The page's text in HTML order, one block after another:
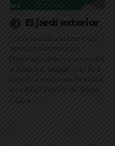
El jardí exterior
"De la mateixa manera que
necessito harmonia a
l’interior, també en necessito
a l’exterior, perquè com és a
dins és a fora i com és a fora
és a dins": l'article de Glòria
Vilalta